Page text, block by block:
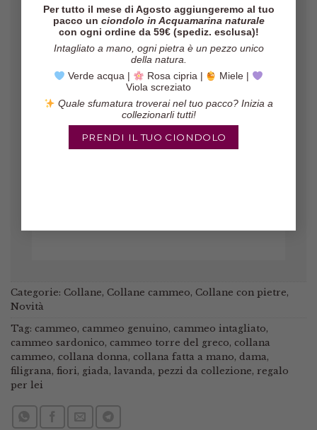
Per tutto il mese di Agosto aggiungeremo al tuo
pacco un ciondolo in Acquamarina naturale
con ogni ordine da 59€ (spediz. esclusa)!
Intagliato a mano, ogni pietra è un pezzo unico
della natura.
Verde acqua |
Rosa cipria |
Miele |
Viola screziato
Quale sfumatura troverai nel tuo pacco? Inizia a
collezionarli tutti!
PRENDI IL TUO CIONDOLO
Gli orecchini sono veramente belli,
il pacco è arrivato in poco tempo ed
il venditore è molto affidabile!
Categorie: Collane, Collane cammeo, Collane con pietre,
Novità
Tag: cammeo, cammeo genuino, cammeo intagliato,
cammeo sardonico, cammeo torre del greco, collana
cammeo, collana donna, collana fatta a mano, dama,
filigrana, fiori, giada, lavanda, pezzi da collezione, regalo
per lei